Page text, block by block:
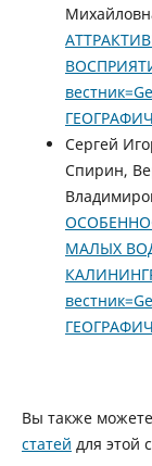
Сергей
Спирин,
МАЛЫХ
Вы также можете
статей для этой